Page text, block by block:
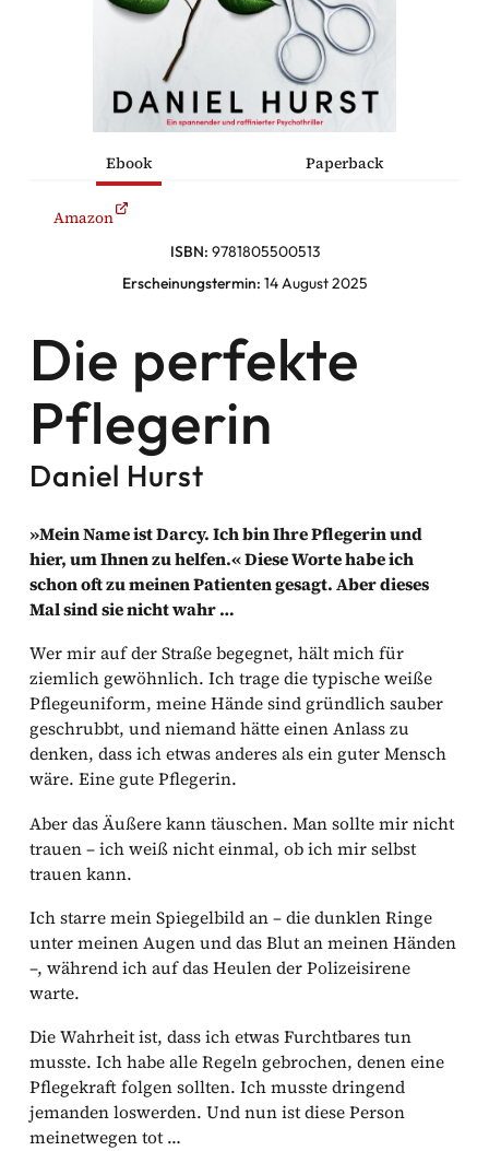
Facebook
Instagram
Ebook Paperback
Amazon
ISBN: 9781805500513
Erscheinungstermin: 14 August 2025
Die perfekte
Pflegerin
Daniel Hurst
»Mein Name ist Darcy. Ich bin Ihre Pflegerin und
hier, um Ihnen zu helfen.« Diese Worte habe ich
schon oft zu meinen Patienten gesagt. Aber dieses
Mal sind sie nicht wahr …
Wer mir auf der Straße begegnet, hält mich für
ziemlich gewöhnlich. Ich trage die typische weiße
Pflegeuniform, meine Hände sind gründlich sauber
geschrubbt, und niemand hätte einen Anlass zu
denken, dass ich etwas anderes als ein guter Mensch
wäre. Eine gute Pflegerin.
Aber das Äußere kann täuschen. Man sollte mir nicht
trauen – ich weiß nicht einmal, ob ich mir selbst
trauen kann.
Ich starre mein Spiegelbild an – die dunklen Ringe
unter meinen Augen und das Blut an meinen Händen
–, während ich auf das Heulen der Polizeisirene
warte.
Die Wahrheit ist, dass ich etwas Furchtbares tun
musste. Ich habe alle Regeln gebrochen, denen eine
Pflegekraft folgen sollten. Ich musste dringend
jemanden loswerden. Und nun ist diese Person
meinetwegen tot …